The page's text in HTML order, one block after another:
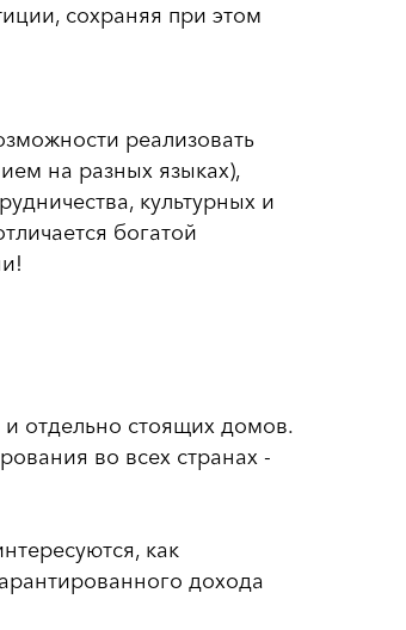
сохраняя при этом
реализовать
на разных языках),
культурных и
богатой
отдельно стоящих домов.
во всех странах -
как
дохода